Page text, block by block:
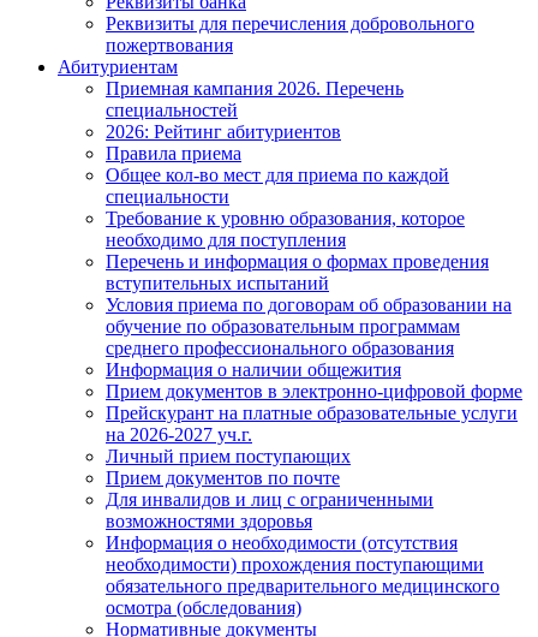
Реквизиты для перечисления добровольного
пожертвования
Абитуриентам
Приемная кампания 2026. Перечень
специальностей
2026: Рейтинг абитуриентов
Правила приема
Общее кол-во мест для приема по каждой
специальности
Требование к уровню образования, которое
необходимо для поступления
Перечень и информация о формах проведения
вступительных испытаний
Условия приема по договорам об образовании на
обучение по образовательным программам
среднего профессионального образования
Информация о наличии общежития
Прием документов в электронно-цифровой форме
Прейскурант на платные образовательные услуги
на 2026-2027 уч.г.
Личный прием поступающих
Прием документов по почте
Для инвалидов и лиц с ограниченными
возможностями здоровья
Информация о необходимости (отсутствия
необходимости) прохождения поступающими
обязательного предварительного медицинского
осмотра (обследования)
Нормативные документы